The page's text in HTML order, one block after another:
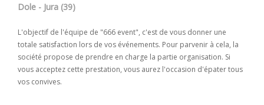
Dole - Jura (39)
L'objectif de l'équipe de "666 event", c'est de vous donner une
totale satisfaction lors de vos événements. Pour parvenir à cela, la
société propose de prendre en charge la partie organisation. Si
vous acceptez cette prestation, vous aurez l'occasion d'épater tous
vos convives.